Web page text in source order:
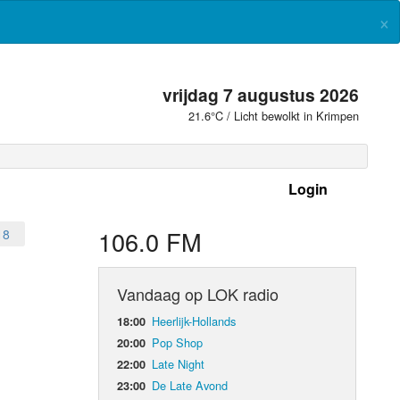
×
vrijdag 7 augustus 2026
21.6°C / Licht bewolkt in Krimpen
Login
106.0 FM
Vandaag op LOK radio
18:00 Heerlijk-Hollands
20:00 Pop Shop
22:00 Late Night
23:00 De Late Avond